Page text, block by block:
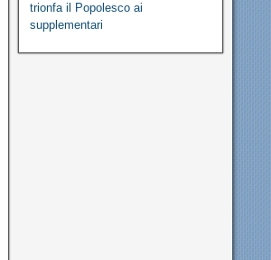
trionfa il Popolesco ai
supplementari